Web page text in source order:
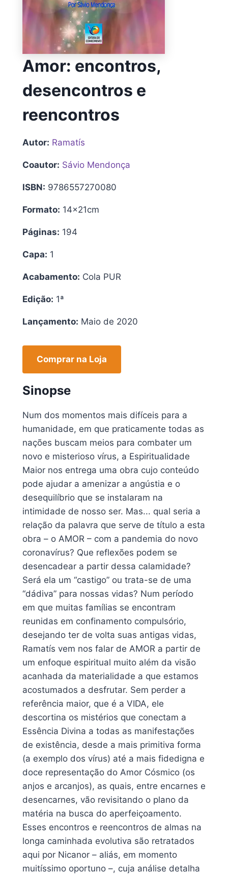
Amor: encontros,
desencontros e
reencontros
Autor: Ramatís
Coautor: Sávio Mendonça
ISBN: 9786557270080
Formato: 14x21cm
Páginas: 194
Capa: 1
Acabamento: Cola PUR
Edição: 1ª
Lançamento: Maio de 2020
Comprar na Loja
Sinopse
Num dos momentos mais difíceis para a
humanidade, em que praticamente todas as
nações buscam meios para combater um
novo e misterioso vírus, a Espiritualidade
Maior nos entrega uma obra cujo conteúdo
pode ajudar a amenizar a angústia e o
desequilíbrio que se instalaram na
intimidade de nosso ser. Mas... qual seria a
relação da palavra que serve de título a esta
obra – o AMOR – com a pandemia do novo
coronavírus? Que reflexões podem se
desencadear a partir dessa calamidade?
Será ela um “castigo” ou trata-se de uma
“dádiva” para nossas vidas? Num período
em que muitas famílias se encontram
reunidas em confinamento compulsório,
desejando ter de volta suas antigas vidas,
Ramatís vem nos falar de AMOR a partir de
um enfoque espiritual muito além da visão
acanhada da materialidade a que estamos
acostumados a desfrutar. Sem perder a
referência maior, que é a VIDA, ele
descortina os mistérios que conectam a
Essência Divina a todas as manifestações
de existência, desde a mais primitiva forma
(a exemplo dos vírus) até a mais fidedigna e
doce representação do Amor Cósmico (os
anjos e arcanjos), as quais, entre encarnes e
desencarnes, vão revisitando o plano da
matéria na busca do aperfeiçoamento.
Esses encontros e reencontros de almas na
longa caminhada evolutiva são retratados
aqui por Nicanor – aliás, em momento
muitíssimo oportuno –, cuja análise detalha